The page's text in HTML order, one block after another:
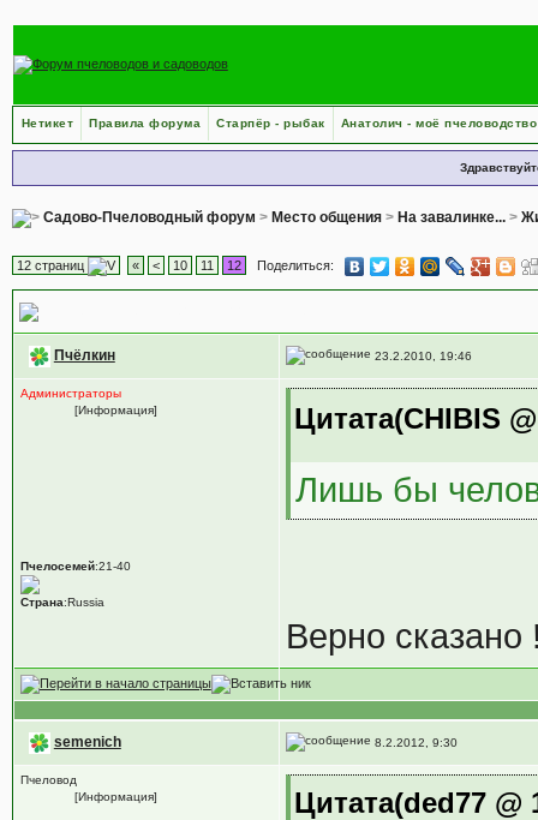
Нетикет Правила форума Старпёр - рыбак Анатолич - моё пчеловодство
Садово-Пчеловодный форум > Место общения> На завалинке...>
12 страниц « < 10 11 12 Поделиться:
Пчёлкин 23.2.2010, 19:46
Администраторы
[Информация]
Пчелосемей:21-40
Страна:Russia
Цитата(CHIBIS
Лишь бы
Верно сказано
semenich 8.2.2012, 9:30
Пчеловод
[Информация]
Цитата(ded77 @